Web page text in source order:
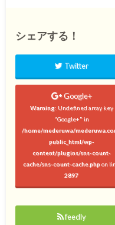
シェアする！
Twitter
Google+
Warning: Undefined array key
"Google+" in
/home/mederuwa/
public_html/wp-
content/plugins/sns-count-
cache/sns-count-cache.phpon
2897
feedly